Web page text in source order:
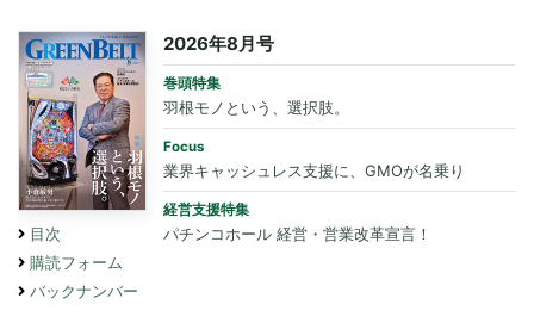
目次
購読フォーム
バックナンバー
2026年8月号
巻頭特集
羽根モノという、選択肢。
Focus
業界キャッシュレス支援に、GMOが名乗り
経営支援特集
パチンコホール 経営・営業改革宣言！